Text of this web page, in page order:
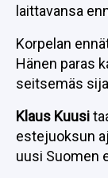
laittavansa
Korpelan
Hänen paras
seitsemäs
Klaus Kuusi
estejuoksun
uusi Suomen